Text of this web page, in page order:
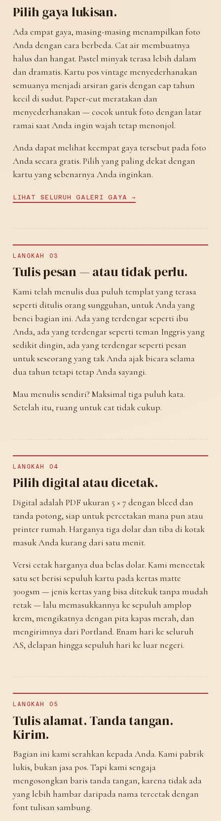
Pilih gaya lukisan.
Ada empat gaya, masing-masing menampilkan foto
Anda dengan cara berbeda. Cat air membuatnya
halus dan hangat. Pastel minyak terasa lebih dalam
dan dramatis. Kartu pos vintage menyederhanakan
semuanya menjadi arsiran garis dengan cap tahun
kecil di sudut. Paper-cut meratakan dan
menyederhanakan — cocok untuk foto dengan latar
ramai saat Anda ingin wajah tetap menonjol.
Anda dapat melihat keempat gaya tersebut pada foto
Anda secara gratis. Pilih yang paling dekat dengan
kartu yang sebenarnya Anda inginkan.
LIHAT SELURUH GALERI GAYA →
LANGKAH 03
Tulis pesan — atau tidak perlu.
Kami telah menulis dua puluh templat yang terasa
seperti ditulis orang sungguhan, untuk Anda yang
benci bagian ini. Ada yang terdengar seperti ibu
Anda, ada yang terdengar seperti teman Inggris yang
sedikit dingin, ada yang terdengar seperti pesan
untuk seseorang yang tak Anda ajak bicara selama
dua tahun tetapi tetap Anda sayangi.
Mau menulis sendiri? Maksimal tiga puluh kata.
Setelah itu, ruang untuk cat tidak cukup.
LANGKAH 04
Pilih digital atau dicetak.
Digital adalah PDF ukuran 5 × 7 dengan bleed dan
tanda potong, siap untuk percetakan mana pun atau
printer rumah. Harganya tiga dolar dan tiba di kotak
masuk Anda kurang dari satu menit.
Versi cetak harganya dua belas dolar. Kami mencetak
satu set berisi sepuluh kartu pada kertas matte
300gsm — jenis kertas yang bisa ditekuk tanpa mudah
retak — lalu memasukkannya ke sepuluh amplop
krem, mengikatnya dengan pita kapas merah, dan
mengirimnya dari Portland. Enam hari ke seluruh
AS, delapan hingga sepuluh hari ke luar negeri.
LANGKAH 05
Tulis alamat. Tanda tangan.
Kirim.
Bagian ini kami serahkan kepada Anda. Kami pabrik
lukis, bukan jasa pos. Tapi kami sengaja
mengosongkan baris tanda tangan, karena tidak ada
yang lebih hambar daripada nama tercetak dengan
font tulisan sambung.